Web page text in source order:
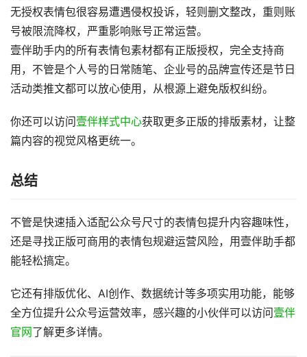
无授权表情包很容易遭遇侵权投诉，轻则删文整改，重则账
号被限流降权，严重影响账号正常运营。
壹伴助手内的所有表情包素材都有正版授权，完全支持商
用，不管是个人号的日常随笔、企业号的品牌宣传还是节日
活动类推文都可以放心使用，从根源上避免版权纠纷。
你还可以访问壹伴样式中心获取更多正版的排版素材，让整
篇内容的视觉风格更统一。
总结
不管是快速插入适配公众号尺寸的表情包提升内容趣味性，
还是寻找正版可商用的表情包规避运营风险，用壹伴助手都
能轻松搞定。
它还有排版优化、AI创作、数据统计等多项实用功能，能够
全方位提升公众号运营效率，感兴趣的小伙伴可以访问壹伴
官网了解更多详情。